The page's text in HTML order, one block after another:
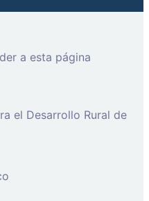
a esta página
el Desarrollo Rural de